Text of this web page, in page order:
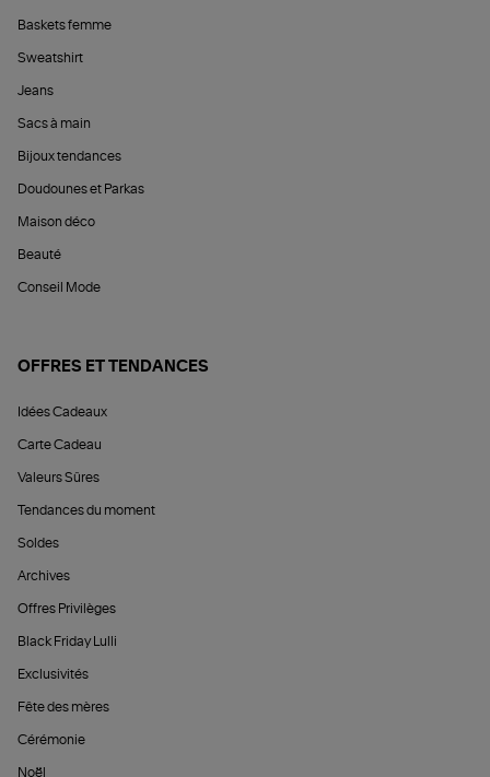
Baskets femme
Sweatshirt
Jeans
Sacs à main
Bijoux tendances
Doudounes et Parkas
Maison déco
Beauté
Conseil Mode
OFFRES ET TENDANCES
Idées Cadeaux
Carte Cadeau
Valeurs Sûres
Tendances du moment
Soldes
Archives
Offres Privilèges
Black Friday Lulli
Exclusivités
Fête des mères
Cérémonie
Noël